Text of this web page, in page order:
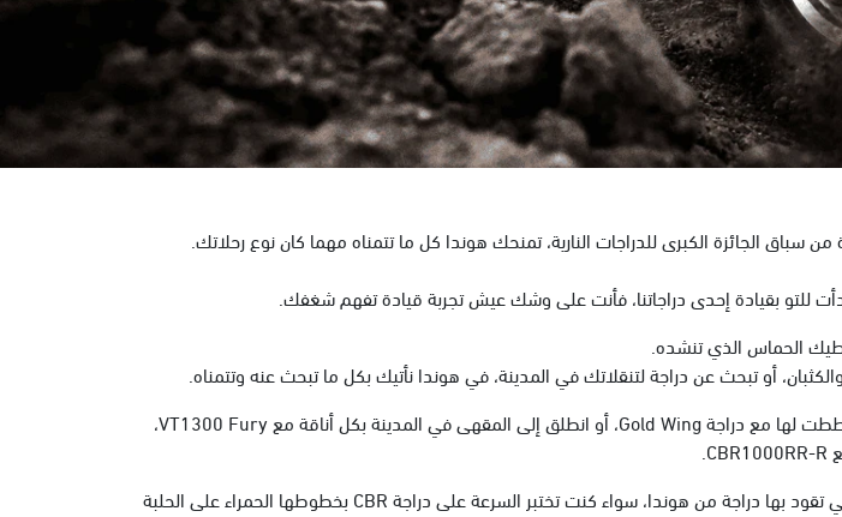
سباق الجائزة الكبرى للدراجات النارية، تمنحك هوندا كل ما تتمناه مهما كان نوع رحلاتك.
للتو بقيادة إحدى دراجاتنا، فأنت على وشك عيش تجربة قيادة تفهم شغفك.
الحماس الذي تنشده.
أو تبحث عن دراجة لتنقلاتك في المدينة، في هوندا نأتيك بكل ما تبحث عنه وتتمناه.
ابدأ حكاياتك واختبر رحلات تبقى معك بكل لحظاتها... انطلق في رحلة استكشاف لطالما خططت لها مع دراجة Gold Wing، أو انطلق إلى المقهى في المدينة بكل أناقة مع VT1300 Fury،
صُممت جميع دراجات هوندا النارية لتحاكي شغفك.. شغف ستعيشه من اللحظة الأولى التي تقود بها دراجة من هوندا، سواء كنت تختبر السرعة على دراجة CBR بخطوطها الحمراء على الحلبة